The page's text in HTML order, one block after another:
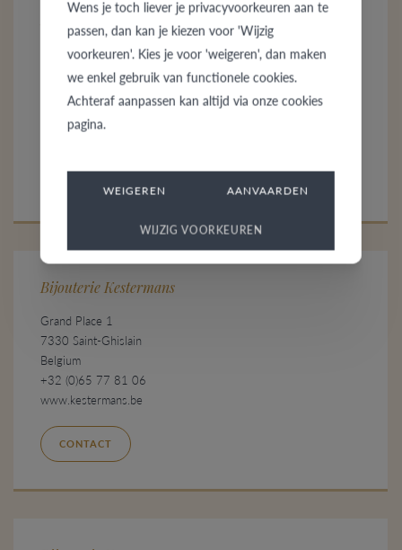
Bijouterie Hadidi
Rue De Bruxelles 17
7850 Edingen
Belgium
+32 (0)2 395 31 38
bijouteriehadidi.be
CONTACT
Bijouterie Kestermans
Grand Place 1
7330 Saint-Ghislain
Belgium
+32 (0)65 77 81 06
www.kestermans.be
CONTACT
Wens je toch liever je privacyvoorkeuren aan te
passen, dan kan je kiezen voor 'Wijzig
voorkeuren'. Kies je voor 'weigeren', dan maken
we enkel gebruik van functionele cookies.
Achteraf aanpassen kan altijd via onze cookies
pagina.
WEIGEREN AANVAARDEN
WIJZIG VOORKEUREN